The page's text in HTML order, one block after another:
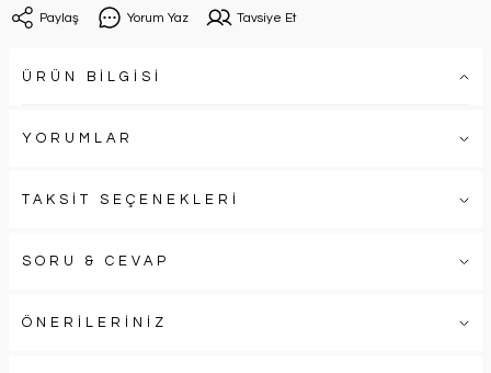
Paylaş Yorum Yaz Tavsiye Et
ÜRÜN BİLGİSİ
YORUMLAR
TAKSİT SEÇENEKLERİ
SORU & CEVAP
ÖNERİLERİNİZ